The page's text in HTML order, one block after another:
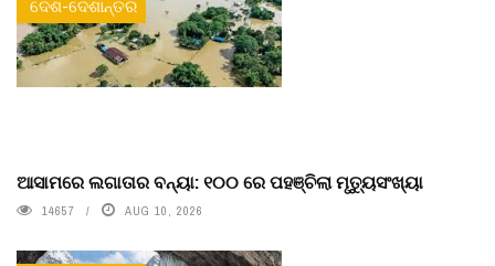
ଦେଶ-ଦେଶାନ୍ତର
ଆସାମରେ ଲଗାତାର ବନ୍ୟା: ୧୦୦ ରେ ପହଞ୍ଚିଲା ମୃତ୍ୟୁସଂଖ୍ୟା
14657 AUG 10, 2026